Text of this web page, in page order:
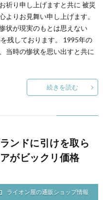
祈り申し上げますと共に 被災
よりお見舞い申し上げます。
状が現実のもとは思えない
残しております。 1995年の
当時の惨状を思い出すと共に
続きを読む
ンドに引けを取ら
がビックリ価格
ライオン屋の通販ショップ情報